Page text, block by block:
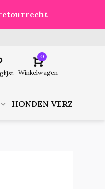
retourrecht
0
Winkelwagen
HONDEN